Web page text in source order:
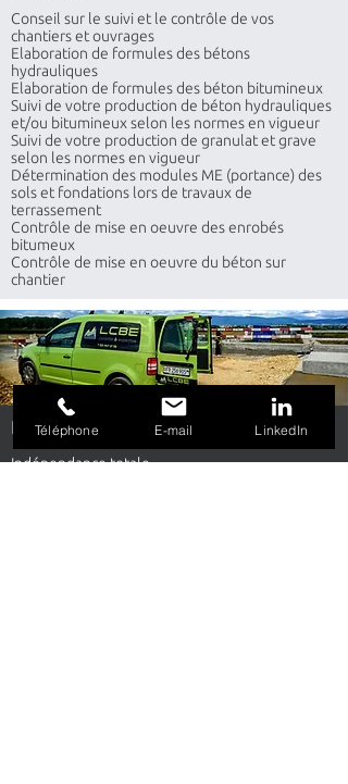
Conseil sur le suivi et le contrôle de vos
chantiers et ouvrages
Elaboration de formules des bétons
hydrauliques
Elaboration de formules des béton bitumineux
Suivi de votre production de béton hydrauliques
et/ou bitumineux selon les normes en vigueur
Suivi de votre production de granulat et grave
selon les normes en vigueur
Détermination des modules ME (portance) des
sols et fondations lors de travaux de
terrassement
Contrôle de mise en oeuvre des enrobés
bitumeux
Contrôle de mise en oeuvre du béton sur
chantier
Nos atouts
Indépendance totale
Téléphone E-mail LinkedIn